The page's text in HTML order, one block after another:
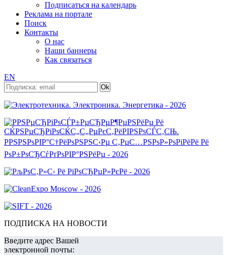
Подписаться на календарь
Реклама на портале
Поиск
Контакты
О нас
Наши баннеры
Как связаться
EN
ПОДПИСКА НА НОВОСТИ
Введите адрес Вашей
электронной почты: